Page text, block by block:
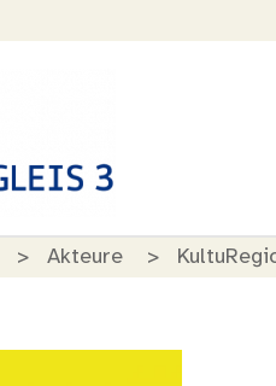
Akteure